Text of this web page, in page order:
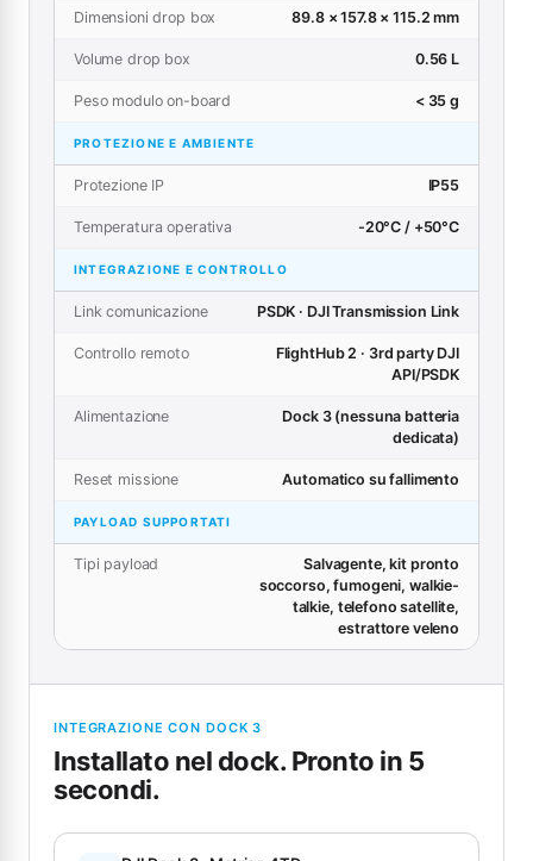
Dimensioni drop box 89.8 × 157.8 × 115.2 mm
Volume drop box 0.56 L
Peso modulo on-board < 35 g
PROTEZIONE E AMBIENTE
Protezione IP IP55
Temperatura operativa -20°C / +50°C
INTEGRAZIONE E CONTROLLO
Link comunicazione PSDK · DJI Transmission Link
Controllo remoto
FlightHub 2 · 3rd party DJI
API/PSDK
Alimentazione
Dock 3 (nessuna batteria
dedicata)
Reset missione Automatico su fallimento
PAYLOAD SUPPORTATI
Tipi payload
Salvagente, kit pronto
soccorso, fumogeni, walkie-
talkie, telefono satellite,
estrattore veleno
INTEGRAZIONE CON DOCK 3
Installato nel dock. Pronto in 5
secondi.